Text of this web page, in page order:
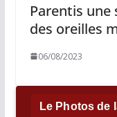
Parentis une
des oreilles
06/08/2023
Le Photos de